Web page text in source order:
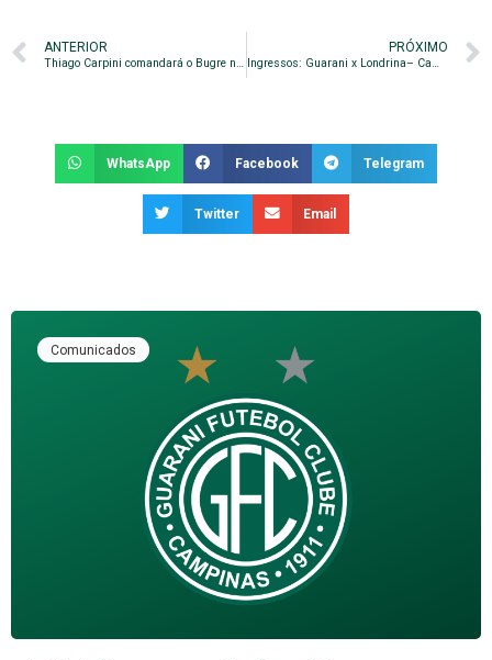
ANTERIOR
Thiago Carpini comandará o Bugre na partida deste domingo
PRÓXIMO
Ingressos: Guarani x Londrina– Campeonato Brasileiro Série B
WhatsApp Facebook Telegram
Twitter Email
Comunicados